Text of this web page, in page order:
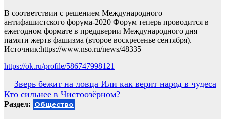
В соответствии с решением Международного
антифашистского форума-2020 Форум теперь проводится в
ежегодном формате в преддверии Международного дня
памяти жертв фашизма (второе воскресенье сентября).
Источник:https://www.nso.ru/news/48335
https://ok.ru/profile/586747998121
Навигация
по
записям
Зверь бежит на ловца Или как верит народ в чудеса
Кто сильнее в Чистоозёрном?
Раздел: Общество